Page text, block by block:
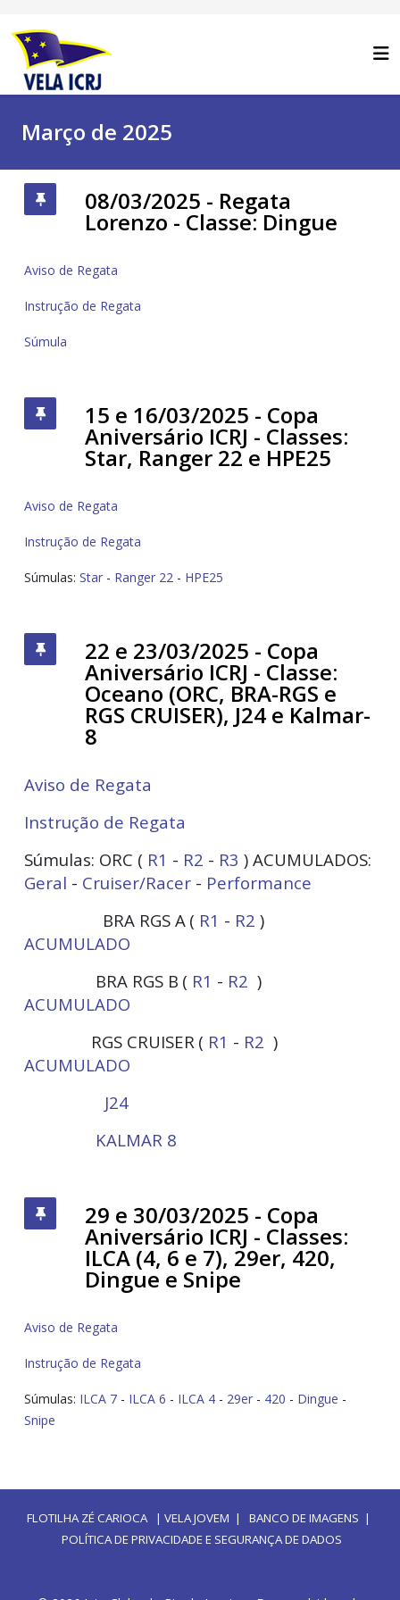
Março de 2025
08/03/2025 - Regata
Lorenzo - Classe: Dingue
Aviso de Regata
Instrução de Regata
Súmula
15 e 16/03/2025 - Copa
Aniversário ICRJ - Classes:
Star, Ranger 22 e HPE25
Aviso de Regata
Instrução de Regata
Súmulas: Star - Ranger 22 - HPE25
22 e 23/03/2025 - Copa
Aniversário ICRJ - Classe:
Oceano (ORC, BRA-RGS e
RGS CRUISER), J24 e Kalmar-
8
Aviso de Regata
Instrução de Regata
Súmulas: ORC ( R1 - R2 - R3 ) ACUMULADOS:
Geral - Cruiser/Racer - Performance
BRA RGS A ( R1 - R2 )
ACUMULADO
BRA RGS B ( R1 - R2 )
ACUMULADO
RGS CRUISER ( R1 - R2 )
ACUMULADO
J24
KALMAR 8
29 e 30/03/2025 - Copa
Aniversário ICRJ - Classes:
ILCA (4, 6 e 7), 29er, 420,
Dingue e Snipe
Aviso de Regata
Instrução de Regata
Súmulas: ILCA 7 - ILCA 6 - ILCA 4 - 29er - 420 - Dingue -
Snipe
FLOTILHA ZÉ CARIOCA| VELA JOVEM | BANCO DE IMAGENS |
POLÍTICA DE PRIVACIDADE E SEGURANÇA DE DADOS